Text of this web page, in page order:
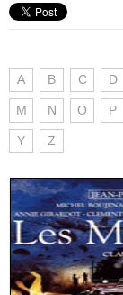
A B C D
M N O P
Y Z